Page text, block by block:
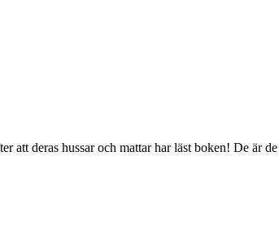
att deras hussar och mattar har läst boken! De är